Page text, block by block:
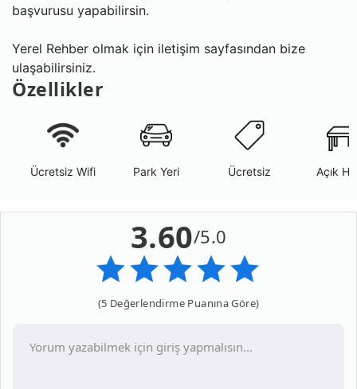
başvurusu yapabilirsin.
Yerel Rehber olmak için iletişim sayfasından bize
ulaşabilirsiniz.
Özellikler
Ücretsiz Wifi Park Yeri Ücretsiz Açık
3.60/5.0
(5 Değerlendirme Puanına Göre)